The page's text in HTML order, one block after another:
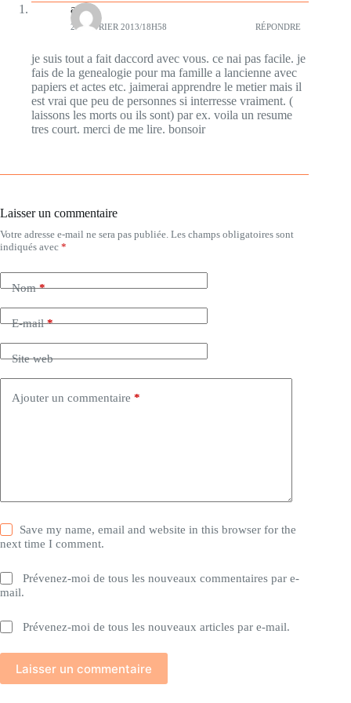
anne
21 FÉVRIER 2013/18H58 RÉPONDRE
je suis tout a fait daccord avec vous. ce nai pas facile. je
fais de la genealogie pour ma famille a lancienne avec
papiers et actes etc. jaimerai apprendre le metier mais il
est vrai que peu de personnes si interresse vraiment. (
laissons les morts ou ils sont) par ex. voila un resume
tres court. merci de me lire. bonsoir
Laisser un commentaire
Votre adresse e-mail ne sera pas publiée. Les champs obligatoires sont
indiqués avec *
Nom*
E-mail*
Site web
Ajouter un commentaire *
Save my name, email and website in this browser for the
next time I comment.
Prévenez-moi de tous les nouveaux commentaires par e-
mail.
Prévenez-moi de tous les nouveaux articles par e-mail.
Laisser un commentaire